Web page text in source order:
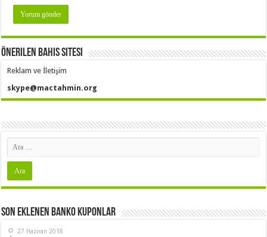
Önerilen Bahis Sitesi
Reklam ve İletişim
skype@mactahmin.org
Son Eklenen Banko Kuponlar
27 Haziran 2018